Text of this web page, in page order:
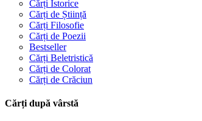
Cărți Istorice
Cărți de Știință
Cărți Filosofie
Cărți de Poezii
Bestseller
Cărți Beletristică
Cărți de Colorat
Cărți de Crăciun
Cărți după vârstă